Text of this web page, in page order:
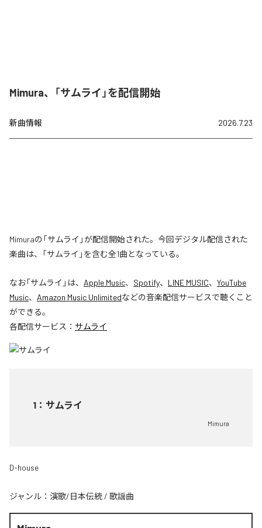
Mimura、「サムライ」を配信開始
新曲情報 2026.7.23
Mimuraの「サムライ」が配信開始された。今回デジタル配信された
楽曲は、「サムライ」を含む全1曲となっている。
なお「サムライ 」は、 Apple Music、 Spotify、 LINE MUSIC、 YouTube
Music、 Amazon Music Unlimitedなどの音楽配信サービスで聴くこと
ができる。
各配信サービス： サムライ
1 ： サムライ
Mimura
D-house
ジャンル： 演歌/日本伝統 / 歌謡曲